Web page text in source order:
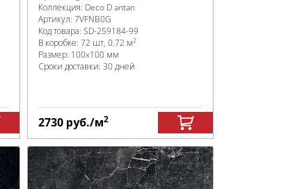
Коллекция: Deco D antan
Артикул: 7VFNB0G
Код товара: SD-259184-99
В коробке: 72 шт, 0.72 м2
Размер: 100x100 мм
Сроки доставки: 30 дней
2730 руб./м2